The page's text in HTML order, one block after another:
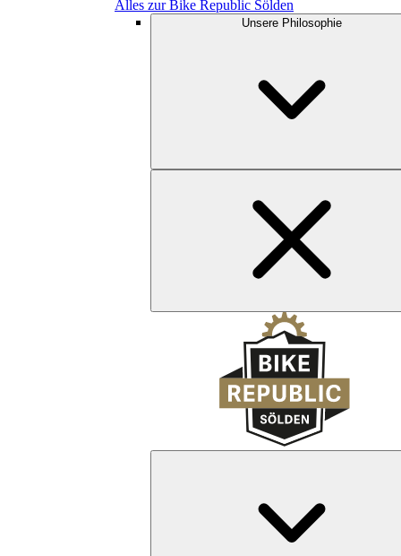
Alles zur Bike Republic Sölden
Unsere Philosophie